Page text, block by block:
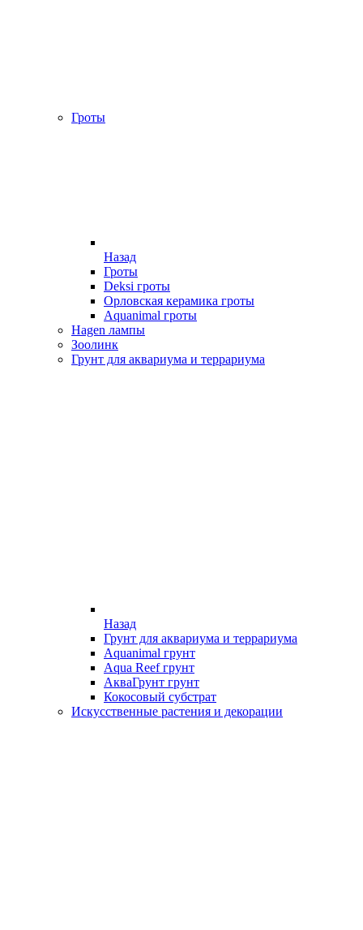
Гроты
Назад
Гроты
Deksi гроты
Орловская керамика гроты
Aquanimal гроты
Hagen лампы
Зоолинк
Грунт для аквариума и террариума
Назад
Грунт для аквариума и террариума
Aquanimal грунт
Aqua Reef грунт
АкваГрунт грунт
Кокосовый субстрат
Искусственные растения и декорации